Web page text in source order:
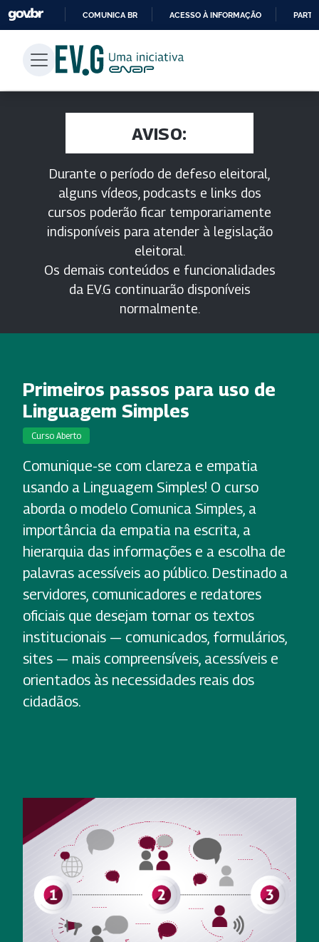
PARA
CONTEÚDO
COMUNICA BR ACESSO À INFORMAÇÃO
AVISO:
Durante o período de defeso eleitoral,
alguns vídeos, podcasts e links dos
cursos poderão ficar temporariamente
indisponíveis para atender à legislação
eleitoral.
Os demais conteúdos e funcionalidades
da EV.G continuarão disponíveis
normalmente.
Primeiros passos para uso de
Linguagem Simples
Curso Aberto
Comunique-se com clareza e empatia
usando a Linguagem Simples! O curso
aborda o modelo Comunica Simples, a
importância da empatia na escrita, a
hierarquia das informações e a escolha de
palavras acessíveis ao público. Destinado a
servidores, comunicadores e redatores
oficiais que desejam tornar os textos
institucionais — comunicados, formulários,
sites — mais compreensíveis, acessíveis e
orientados às necessidades reais dos
cidadãos.